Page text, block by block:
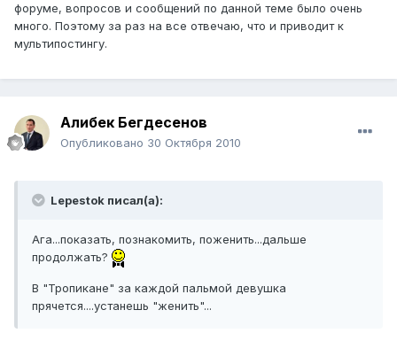
форуме, вопросов и сообщений по данной теме было очень
много. Поэтому за раз на все отвечаю, что и приводит к
мультипостингу.
Алибек Бегдесенов
Опубликовано 30 Октября 2010
Lepestok писал(а):
Ага...показать, познакомить, поженить...дальше
продолжать?
В "Тропикане" за каждой пальмой девушка
прячется....устанешь "женить"...